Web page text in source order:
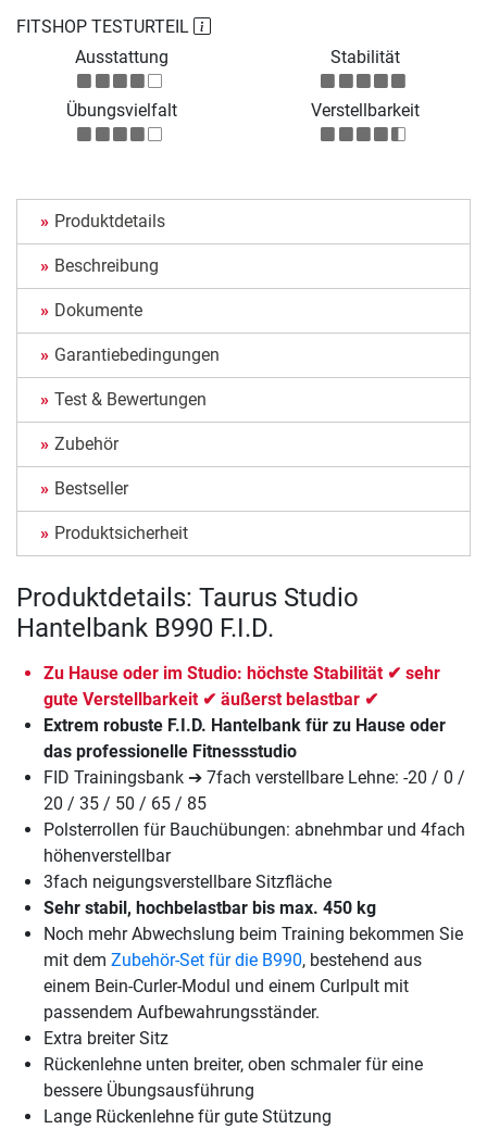
FITSHOP TESTURTEIL
Ausstattung
Stabilität
Übungsvielfalt Verstellbarkeit
Produktdetails
Beschreibung
Dokumente
Garantiebedingungen
Test & Bewertungen
Zubehör
Bestseller
Produktsicherheit
Produktdetails: Taurus Studio
Hantelbank B990 F.I.D.
Zu Hause oder im Studio: höchste Stabilität ✔ sehr
gute Verstellbarkeit ✔ äußerst belastbar ✔
Extrem robuste F.I.D. Hantelbank für zu Hause oder
das professionelle Fitnessstudio
FID Trainingsbank ➔ 7fach verstellbare Lehne: -20 / 0 /
20 / 35 / 50 / 65 / 85
Polsterrollen für Bauchübungen: abnehmbar und 4fach
höhenverstellbar
3fach neigungsverstellbare Sitzfläche
Sehr stabil, hochbelastbar bis max. 450 kg
Noch mehr Abwechslung beim Training bekommen Sie
mit dem Zubehör-Set für die B990, bestehend aus
einem Bein-Curler-Modul und einem Curlpult mit
passendem Aufbewahrungsständer.
Extra breiter Sitz
Rückenlehne unten breiter, oben schmaler für eine
bessere Übungsausführung
Lange Rückenlehne für gute Stützung